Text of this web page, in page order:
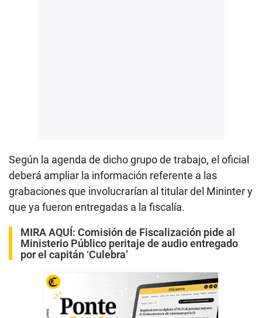
Según la agenda de dicho grupo de trabajo, el oficial
deberá ampliar la información referente a las
grabaciones que involucrarían al titular del Mininter y
que ya fueron entregadas a la fiscalía.
MIRA AQUÍ: Comisión de Fiscalización pide al
Ministerio Público peritaje de audio entregado
por el capitán ‘Culebra’